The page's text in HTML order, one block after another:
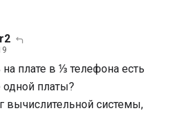
плате в ⅓ телефона есть
платы?
вычислительной системы,